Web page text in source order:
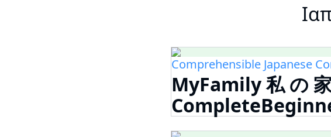
Comprehensible Japanese
MyFamily 私 の